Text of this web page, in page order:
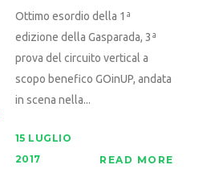
Ottimo esordio della 1ª
edizione della Gasparada, 3ª
prova del circuito vertical a
scopo benefico GOinUP, andata
in scena nella...
15 LUGLIO
2017
READ MORE